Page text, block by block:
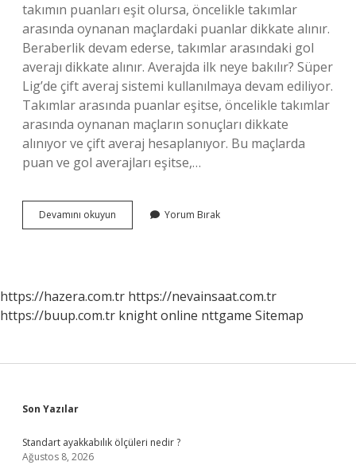
takımın puanları eşit olursa, öncelikle takımlar
arasında oynanan maçlardaki puanlar dikkate alınır.
Beraberlik devam ederse, takımlar arasındaki gol
averajı dikkate alınır. Averajda ilk neye bakılır? Süper
Lig’de çift averaj sistemi kullanılmaya devam ediliyor.
Takımlar arasında puanlar eşitse, öncelikle takımlar
arasında oynanan maçların sonuçları dikkate
alınıyor ve çift averaj hesaplanıyor. Bu maçlarda
puan ve gol averajları eşitse,…
Devamını okuyun
Eşitliği
Yorum Bırak
https://hazera.com.tr https://nevainsaat.com.tr
https://buup.com.tr knight online nttgame Sitemap
Sidebar
Son Yazılar
Standart ayakkabılık ölçüleri nedir ?
Ağustos 8, 2026